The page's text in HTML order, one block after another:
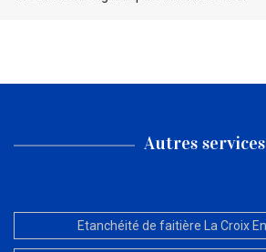
Autres services
Etanchéité de faitière La Croix